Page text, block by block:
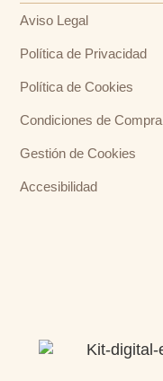
Aviso Legal
Política de Privacidad
Política de Cookies
Condiciones de Compra
Gestión de Cookies
Accesibilidad